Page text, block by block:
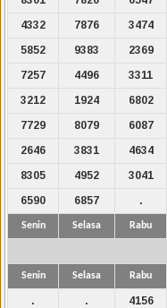
4332
7876 3474
5852
9383 2369
7257
4496 3311
3212
1924 6802
7729
8079 6087
2646
3831 4634
8305
4952 3041
6590
6857 .
Senin Selasa Rabu
Senin Selasa Rabu
. . 4156